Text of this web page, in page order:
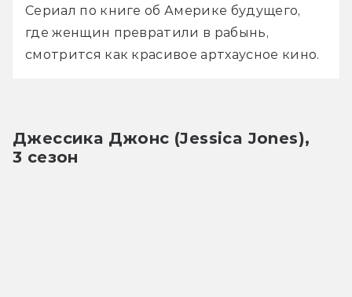
Сериал по книге об Америке будущего,
где женщин превратили в рабынь,
смотрится как красивое артхаусное кино.
Джессика Джонс (Jessica Jones),
3 сезон